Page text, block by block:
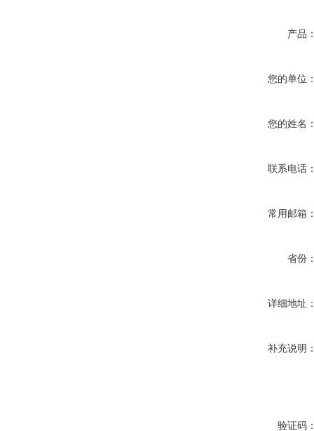
产品
您的单位
您的姓名
联系电话
常用邮箱
省份
详细地址
补充说明
验证码